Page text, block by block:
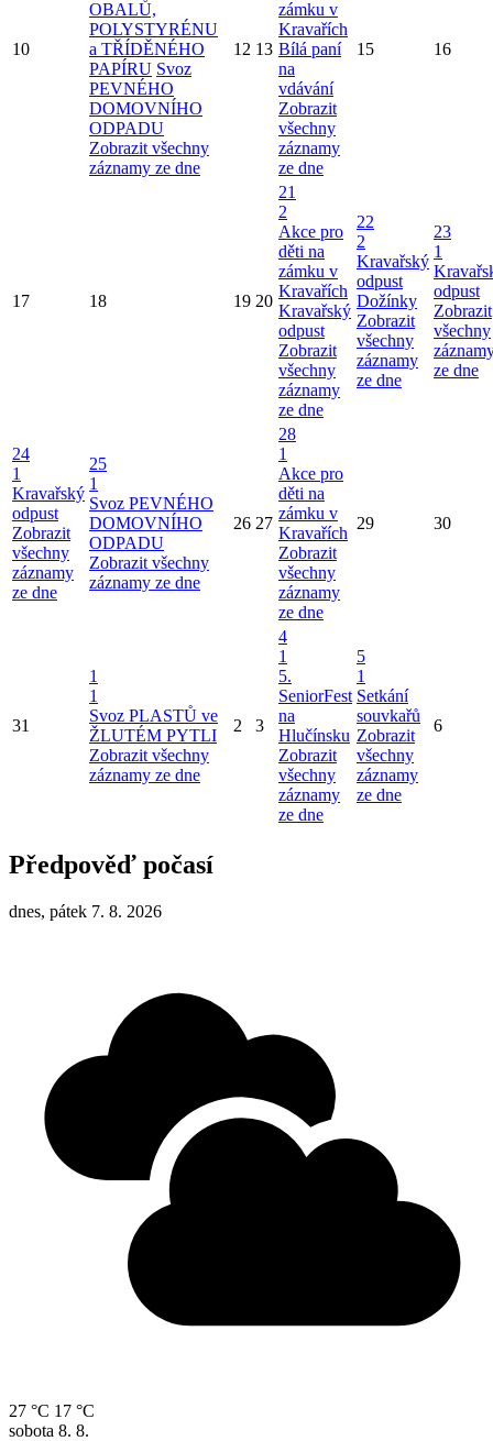
10
OBALŮ,
POLYSTYRÉNU
a TŘÍDĚNÉHO
PAPÍRU Svoz
PEVNÉHO
DOMOVNÍHO
ODPADU
Zobrazit všechny
záznamy ze dne
12 13
zámku v
Kravařích
Bílá paní
na
vdávání
Zobrazit
všechny
záznamy
ze dne
15 16
17 18 19 20
21
2
Akce pro
děti na
zámku v
Kravařích
Kravařský
odpust
Zobrazit
všechny
záznamy
ze dne
22
2
Kravařský
odpust
Dožínky
Zobrazit
všechny
záznamy
ze dne
23
1
odpust
Zobrazit
všechny
ze dne
24
1
Kravařský
odpust
Zobrazit
všechny
záznamy
ze dne
25
1
Svoz PEVNÉHO
DOMOVNÍHO
ODPADU
Zobrazit všechny
záznamy ze dne
26 27
28
1
Akce pro
děti na
zámku v
Kravařích
Zobrazit
všechny
záznamy
ze dne
29 30
31
1
1
Svoz PLASTŮ ve
ŽLUTÉM PYTLI
Zobrazit všechny
záznamy ze dne
2 3
4
1
5.
SeniorFest
na
Hlučínsku
Zobrazit
všechny
záznamy
ze dne
5
1
Setkání
souvkařů
Zobrazit
všechny
záznamy
ze dne
6
Předpověď počasí
dnes, pátek 7. 8. 2026
27 °C 17 °C
sobota 8. 8.